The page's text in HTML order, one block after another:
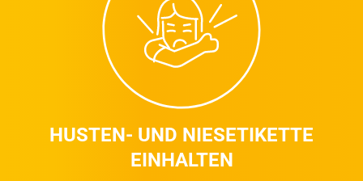
HUSTEN- UND NIESETIKETTE
EINHALTEN